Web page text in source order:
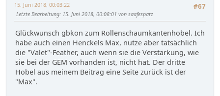
#67
15. Juni 2018, 00:03:22
Letzte Bearbeitung: 15. Juni 2018, 00:08:01 von saafespatz
Glückwunsch gbkon zum Rollenschaumkantenhobel. Ich
habe auch einen Henckels Max, nutze aber tatsächlich
die "Valet"-Feather, auch wenn sie die Verstärkung, wie
sie bei der GEM vorhanden ist, nicht hat. Der dritte
Hobel aus meinem Beitrag eine Seite zurück ist der
"Max".